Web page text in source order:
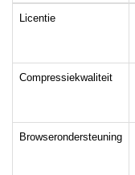
Licentie
Compressiekwaliteit
Browserondersteuning